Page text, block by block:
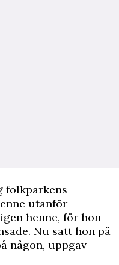
folkparkens
utanför
henne, för hon
Nu satt hon på
någon, uppgav